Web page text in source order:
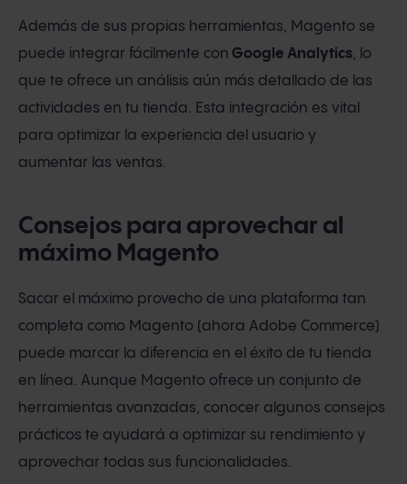
Además de sus propias herramientas, Magento se
puede integrar fácilmente con Google Analytics, lo
que te ofrece un análisis aún más detallado de las
actividades en tu tienda. Esta integración es vital
para optimizar la experiencia del usuario y
aumentar las ventas.
Consejos para aprovechar al
máximo Magento
Sacar el máximo provecho de una plataforma tan
completa como Magento (ahora Adobe Commerce)
puede marcar la diferencia en el éxito de tu tienda
en línea. Aunque Magento ofrece un conjunto de
herramientas avanzadas, conocer algunos consejos
prácticos te ayudará a optimizar su rendimiento y
aprovechar todas sus funcionalidades.